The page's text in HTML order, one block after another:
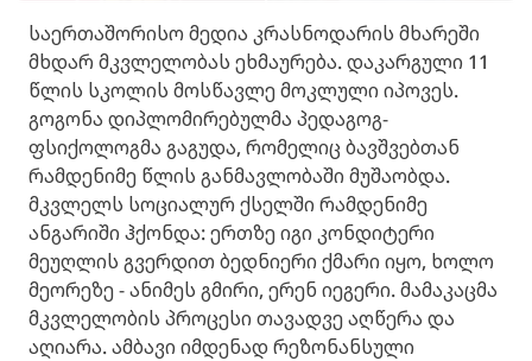
საერთაშორისო მედია კრასნოდარის მხარეში
მხდარ მკვლელობას ეხმაურება. დაკარგული 11
წლის სკოლის მოსწავლე მოკლული იპოვეს.
გოგონა დიპლომირებულმა პედაგოგ-
ფსიქოლოგმა გაგუდა, რომელიც ბავშვებთან
რამდენიმე წლის განმავლობაში მუშაობდა.
მკვლელს სოციალურ ქსელში რამდენიმე
ანგარიში ჰქონდა: ერთზე იგი კონდიტერი
მეუღლის გვერდით ბედნიერი ქმარი იყო, ხოლო
მეორეზე - ანიმეს გმირი, ერენ იეგერი. მამაკაცმა
მკვლელობის პროცესი თავადვე აღწერა და
აღიარა. ამბავი იმდენად რეზონანსული